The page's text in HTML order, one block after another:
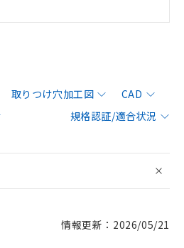
取りつけ穴加工図
CAD
規格認証/適合状況
情報更新：2026/05/21